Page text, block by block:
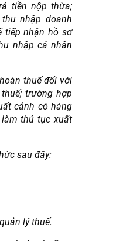
tiền nộp thừa;
nhập doanh
tiếp nhận hồ sơ
nhập cá nhân
thuế đối với
trường hợp
cảnh có hàng
thủ tục xuất
sau đây:
lý thuế.